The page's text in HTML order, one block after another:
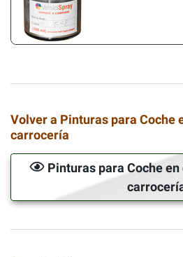
Volver a Pinturas para Coche
carrocería
Pinturas para Coche